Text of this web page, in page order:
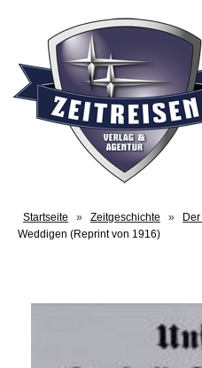
Startseite » Zeitgeschichte »
Weddigen (Reprint von 1916)